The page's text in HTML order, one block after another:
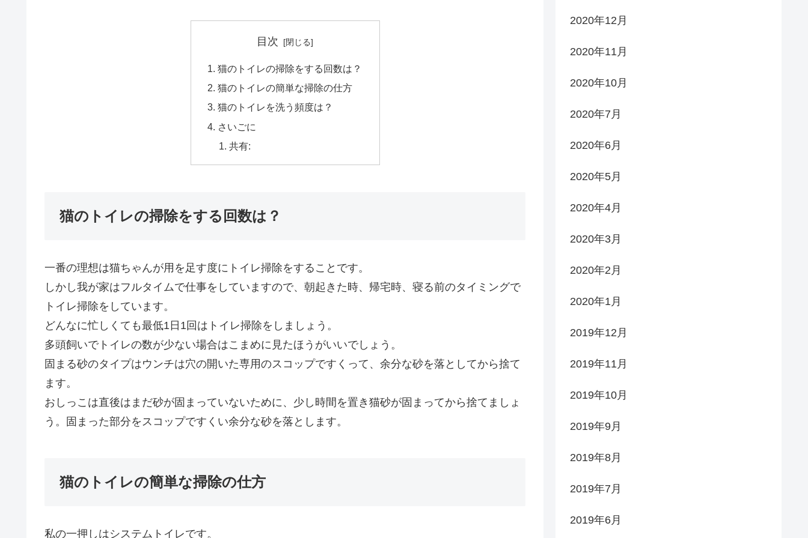
目次
猫のトイレの掃除をする回数は？
猫のトイレの簡単な掃除の仕方
猫のトイレを洗う頻度は？
さいごに
共有:
猫のトイレの掃除をする回数は？
一番の理想は猫ちゃんが用を足す度にトイレ掃除をすることです。
しかし我が家はフルタイムで仕事をしていますので、朝起きた時、帰宅時、寝る前のタイミングで
トイレ掃除をしています。
どんなに忙しくても最低1日1回はトイレ掃除をしましょう。
多頭飼いでトイレの数が少ない場合はこまめに見たほうがいいでしょう。
固まる砂のタイプはウンチは穴の開いた専用のスコップですくって、余分な砂を落としてから捨て
ます。
おしっこは直後はまだ砂が固まっていないために、少し時間を置き猫砂が固まってから捨てましょ
う。固まった部分をスコップですくい余分な砂を落とします。
猫のトイレの簡単な掃除の仕方
私の一押しはシステムトイレです。
2020年12月
2020年11月
2020年10月
2020年7月
2020年6月
2020年5月
2020年4月
2020年3月
2020年2月
2020年1月
2019年12月
2019年11月
2019年10月
2019年9月
2019年8月
2019年7月
2019年6月